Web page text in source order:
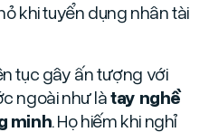
khi tuyển dụng nhân tài
tục gây ấn tượng với
ngoài như làtay nghề
minh. Họ hiếm khi nghỉ